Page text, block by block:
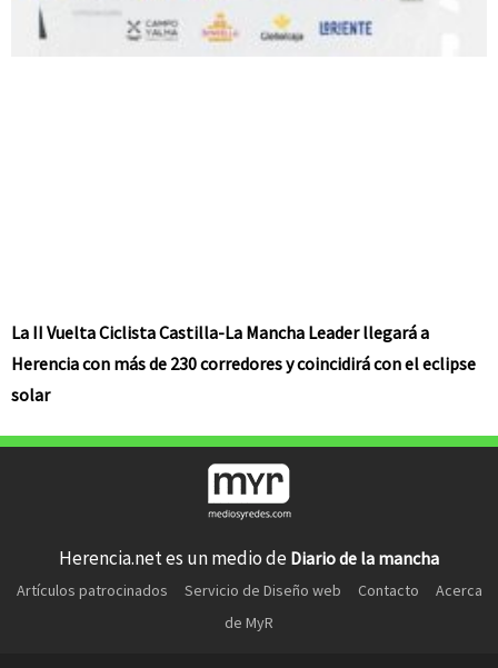
La II Vuelta Ciclista Castilla-La Mancha Leader llegará a
Herencia con más de 230 corredores y coincidirá con el eclipse
solar
Herencia.net es un medio de Diario de la mancha
Artículos patrocinados Servicio de Diseño web Contacto
Acerca
de MyR